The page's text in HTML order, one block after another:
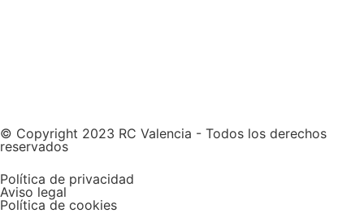
© Copyright 2023 RC Valencia - Todos los derechos
reservados
Política de privacidad
Aviso legal
Política de cookies